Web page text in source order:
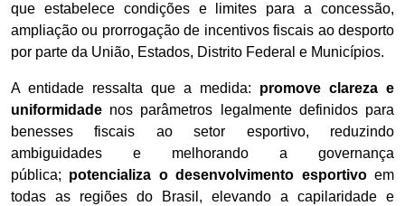
que estabelece condições e limites para a concessão,
ampliação ou prorrogação de incentivos fiscais ao desporto
por parte da União, Estados, Distrito Federal e Municípios.
A entidade ressalta que a medida: promove clareza e
uniformidade nos parâmetros legalmente definidos para
benesses fiscais ao setor esportivo, reduzindo
ambiguidades e melhorando a governança
pública; potencializa o desenvolvimento esportivoem
todas as regiões do Brasil, elevando a capilaridade e